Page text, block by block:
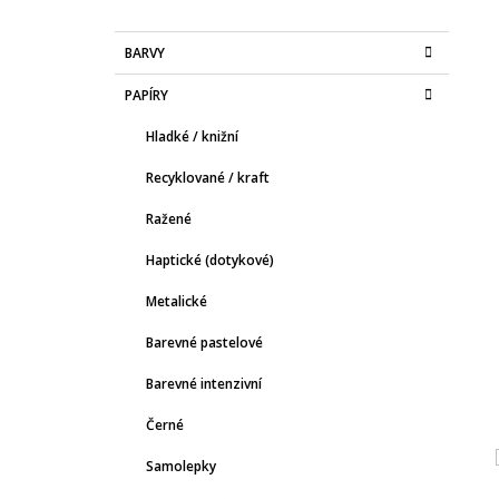
kategorie
K
A
T
BARVY
PAPÍRY
Hladké / knižní
Recyklované / kraft
Ražené
Haptické (dotykové)
Metalické
Barevné pastelové
Barevné intenzivní
Černé
Samolepky
5 Kč